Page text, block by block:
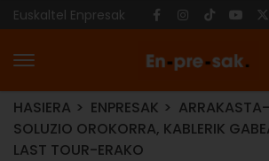
Euskaltel Enpresak
HASIERA ENPRESAK
SOLUZIO OROKORRA, KABLERIK
LAST TOUR-ERAKO